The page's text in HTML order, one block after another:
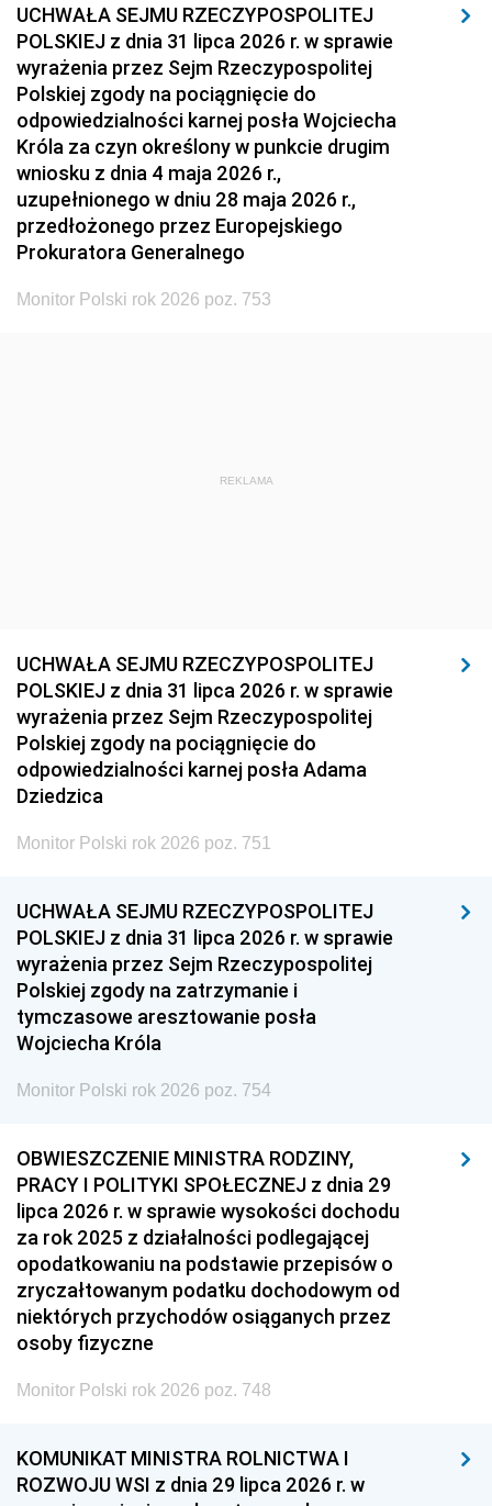
UCHWAŁA SEJMU RZECZYPOSPOLITEJ
POLSKIEJ z dnia 31 lipca 2026 r. w sprawie
wyrażenia przez Sejm Rzeczypospolitej
Polskiej zgody na pociągnięcie do
odpowiedzialności karnej posła Wojciecha
Króla za czyn określony w punkcie drugim
wniosku z dnia 4 maja 2026 r.,
uzupełnionego w dniu 28 maja 2026 r.,
przedłożonego przez Europejskiego
Prokuratora Generalnego
Monitor Polski rok 2026 poz. 753
REKLAMA
UCHWAŁA SEJMU RZECZYPOSPOLITEJ
POLSKIEJ z dnia 31 lipca 2026 r. w sprawie
wyrażenia przez Sejm Rzeczypospolitej
Polskiej zgody na pociągnięcie do
odpowiedzialności karnej posła Adama
Dziedzica
Monitor Polski rok 2026 poz. 751
UCHWAŁA SEJMU RZECZYPOSPOLITEJ
POLSKIEJ z dnia 31 lipca 2026 r. w sprawie
wyrażenia przez Sejm Rzeczypospolitej
Polskiej zgody na zatrzymanie i
tymczasowe aresztowanie posła
Wojciecha Króla
Monitor Polski rok 2026 poz. 754
OBWIESZCZENIE MINISTRA RODZINY,
PRACY I POLITYKI SPOŁECZNEJ z dnia 29
lipca 2026 r. w sprawie wysokości dochodu
za rok 2025 z działalności podlegającej
opodatkowaniu na podstawie przepisów o
zryczałtowanym podatku dochodowym od
niektórych przychodów osiąganych przez
osoby fizyczne
Monitor Polski rok 2026 poz. 748
KOMUNIKAT MINISTRA ROLNICTWA I
ROZWOJU WSI z dnia 29 lipca 2026 r. w